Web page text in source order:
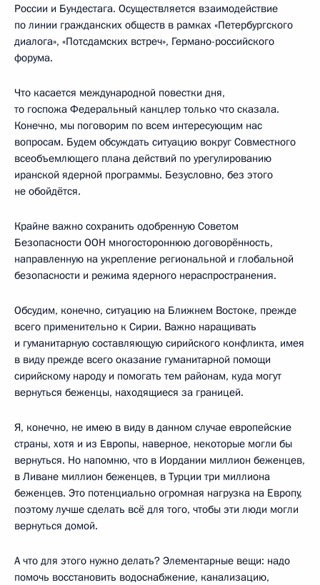
России и Бундестага. Осуществляется взаимодействие
по линии гражданских обществ в рамках «Петербургского
диалога», «Потсдамских встреч», Германо-российского
форума.
Что касается международной повестки дня,
то госпожа Федеральный канцлер только что сказала.
Конечно, мы поговорим по всем интересующим нас
вопросам. Будем обсуждать ситуацию вокруг Совместного
всеобъемлющего плана действий по урегулированию
иранской ядерной программы. Безусловно, без этого
не обойдётся.
Крайне важно сохранить одобренную Советом
Безопасности ООН многостороннюю договорённость,
направленную на укрепление региональной и глобальной
безопасности и режима ядерного нераспространения.
Обсудим, конечно, ситуацию на Ближнем Востоке, прежде
всего применительно к Сирии. Важно наращивать
и гуманитарную составляющую сирийского конфликта, имея
в виду прежде всего оказание гуманитарной помощи
сирийскому народу и помогать тем районам, куда могут
вернуться беженцы, находящиеся за границей.
Я, конечно, не имею в виду в данном случае европейские
страны, хотя и из Европы, наверное, некоторые могли бы
вернуться. Но напомню, что в Иордании миллион беженцев,
в Ливане миллион беженцев, в Турции три миллиона
беженцев. Это потенциально огромная нагрузка на Европу,
поэтому лучше сделать всё для того, чтобы эти люди могли
вернуться домой.
А что для этого нужно делать? Элементарные вещи: надо
помочь восстановить водоснабжение, канализацию,